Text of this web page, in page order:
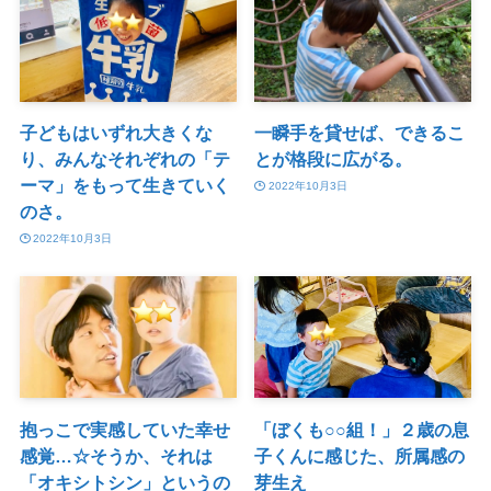
子どもはいずれ大きくな
り、みんなそれぞれの「テ
ーマ」をもって生きていく
のさ。
2022年10月3日
一瞬手を貸せば、できるこ
とが格段に広がる。
2022年10月3日
抱っこで実感していた幸せ
感覚…☆そうか、それは
「オキシトシン」というの
「ぼくも○○組！」２歳の息
子くんに感じた、所属感の
芽生え